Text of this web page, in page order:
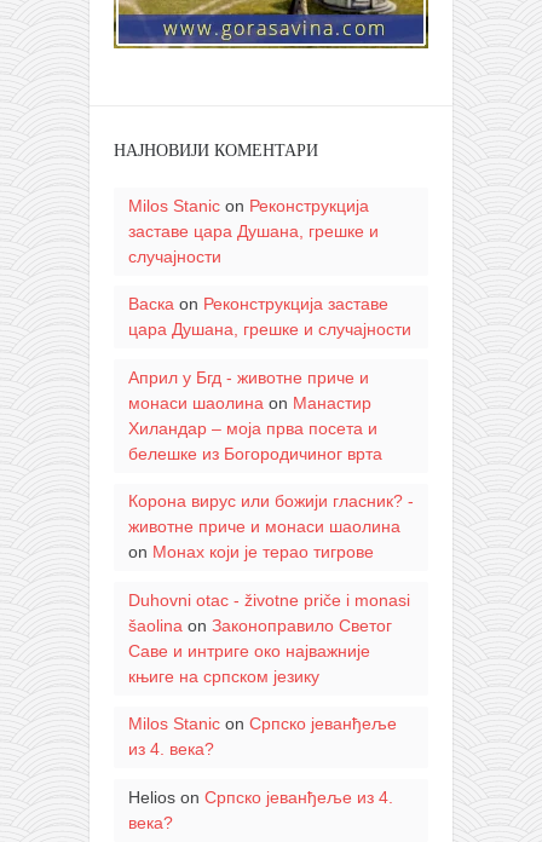
НАЈНОВИЈИ КОМЕНТАРИ
Milos Stanicon Реконструкција
заставе цара Душана, грешке и
случајности
Васкаon Реконструкција заставе
цара Душана, грешке и случајности
Април у Бгд - животне приче и
монаси шаолина on Манастир
Хиландар – моја прва посета и
белешке из Богородичиног врта
Корона вирус или божији гласник? -
животне приче и монаси шаолина
on Монах који је терао тигрове
Duhovni otac - životne priče i monasi
šaolina on Законоправило Светог
Саве и интриге око најважније
књиге на српском језику
Milos Stanicon Српско јеванђеље
из 4. века?
Helioson Српско јеванђеље из 4.
века?